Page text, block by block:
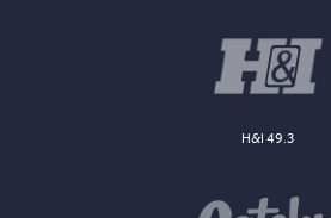
H&I 49.3